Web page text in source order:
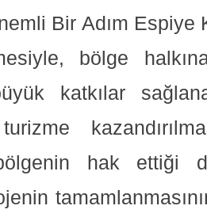
Bir Adım Espiye
bölge
katkılar
hak ettiği